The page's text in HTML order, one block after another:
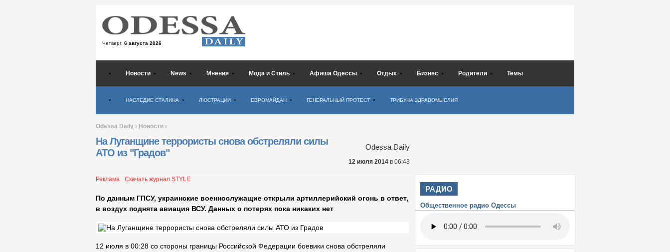
Четверг, 6 августа 2026
Новости News Мнения Мода и Стиль Афиша Одессы Отдых Бизнес Родители Темы
НАСЛЕДИЕ СТАЛИНА ЛЮСТРАЦИИ ЕВРОМАЙДАН ГЕНЕРАЛЬНЫЙ ПРОТЕСТ ТРИБУНА ЗДРАВОМЫСЛИЯ
Odessa Daily › Новости ›
На Луганщине террористы снова обстреляли силы
АТО из "Градов"
Odessa Daily
12 июля 2014 в 06:43
Реклама Скачать журнал STYLE
По данным ГПСУ, украинские военнослужащие открыли артиллерийский огонь в ответ,
в воздух поднята авиация ВСУ. Данных о потерях пока никаких нет
12 июля в 00:28 со стороны границы Российской Федерации боевики снова обстреляли
РАДИО
Общественное радио Одессы